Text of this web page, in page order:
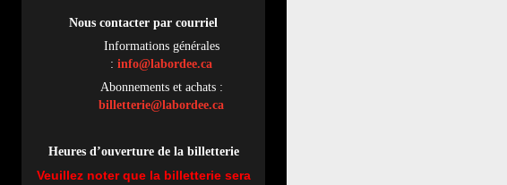
Nous contacter par courriel
Informations générales
: info@labordee.ca
Abonnements et achats :
billetterie@labordee.ca
Heures d’ouverture de la billetterie
Veuillez noter que la billetterie sera